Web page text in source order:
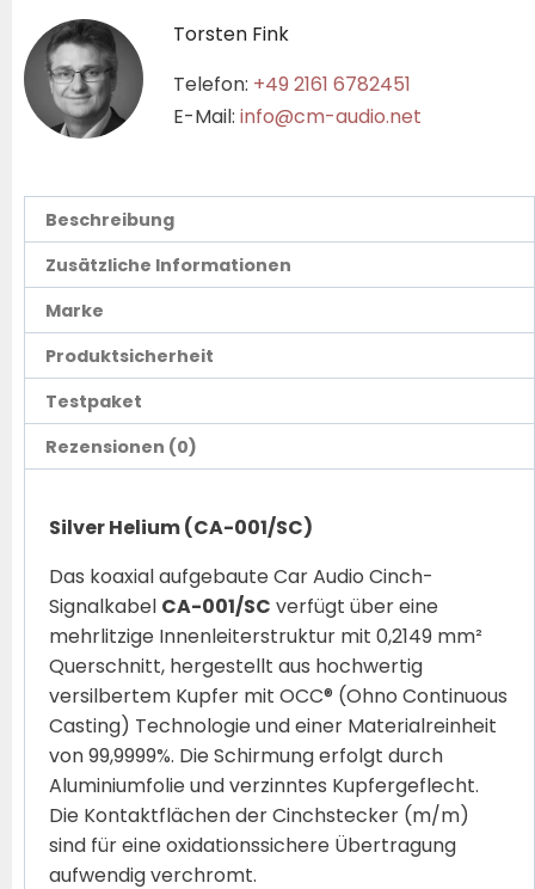
Torsten Fink
Telefon: +49 2161 6782451
E-Mail: info@cm-audio.net
Beschreibung
Zusätzliche Informationen
Marke
Produktsicherheit
Testpaket
Rezensionen (0)
Silver Helium (CA-001/SC)
Das koaxial aufgebaute Car Audio Cinch-
Signalkabel CA-001/SC verfügt über eine
mehrlitzige Innenleiterstruktur mit 0,2149 mm²
Querschnitt, hergestellt aus hochwertig
versilbertem Kupfer mit OCC® (Ohno Continuous
Casting) Technologie und einer Materialreinheit
von 99,9999%. Die Schirmung erfolgt durch
Aluminiumfolie und verzinntes Kupfergeflecht.
Die Kontaktflächen der Cinchstecker (m/m)
sind für eine oxidationssichere Übertragung
aufwendig verchromt.